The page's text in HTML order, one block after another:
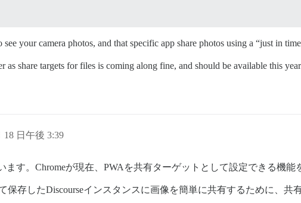
your camera photos, and that specific app share photos using a “just in
as share targets for files is coming along fine, and should be available this
18 日午後 3:39
す。Chromeが現在、PWAを共有ターゲットとして設定できる機能
保存したDiscourseインスタンスに画像を簡単に共有するために、